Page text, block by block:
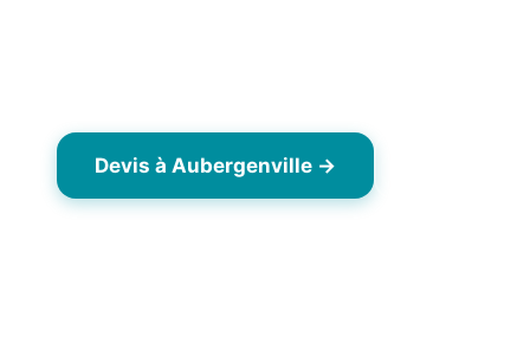
Devis à Aubergenville →